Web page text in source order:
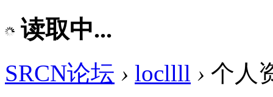
读取中...
SRCN论坛 › locllll › 个人